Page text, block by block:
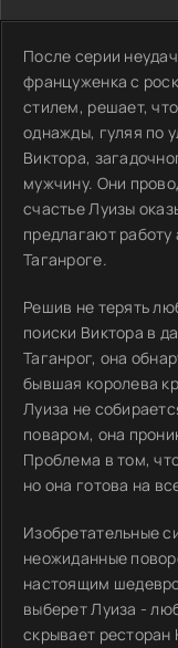
После серии
француженка с
стилем, решает,
однажды, гуляя по
Виктора,
мужчину. Они
счастье Луизы
предлагают работу
Таганроге.
Решив не терять
поиски Виктора в
Таганрог, она
бывшая королева
Луиза не
поваром, она
Проблема в том,
но она готова на
Изобретательные
неожиданные
настоящим
выберет Луиза -
скрывает